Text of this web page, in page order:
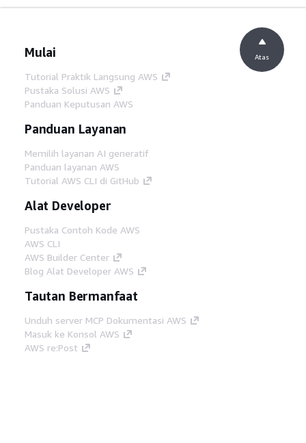
Mulai
Tutorial Praktik Langsung AWS
Pustaka Solusi AWS
Panduan Keputusan AWS
Panduan Layanan
Memilih layanan AI generatif
Panduan layanan AWS
Tutorial AWS CLI di GitHub
Alat Developer
Pustaka Contoh Kode AWS
AWS CLI
AWS Builder Center
Blog Alat Developer AWS
Tautan Bermanfaat
Unduh server MCP Dokumentasi AWS
Masuk ke Konsol AWS
AWS re:Post
Atas